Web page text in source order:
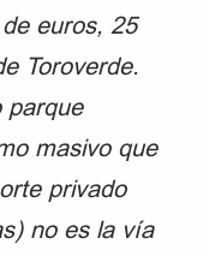
euros, 25
Toroverde.
parque
masivo que
privado
no es la vía